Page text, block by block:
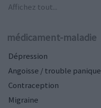
Affichez tout...
médicament-maladie
Dépression
Angoisse / trouble panique
Contraception
Migraine